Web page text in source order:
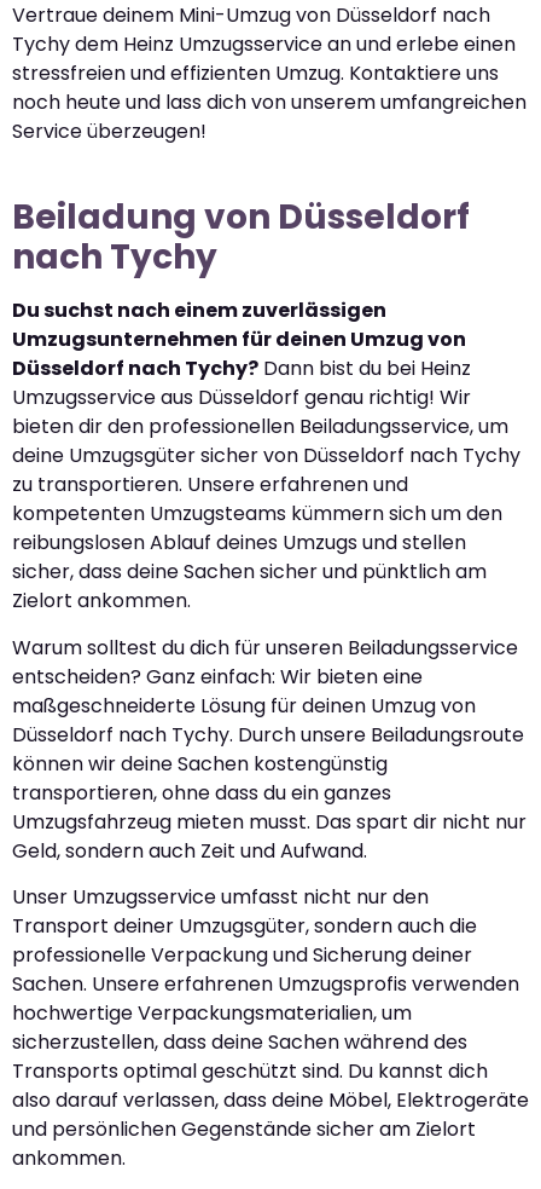
Vertraue deinem Mini-Umzug von Düsseldorf nach
Tychy dem Heinz Umzugsservice an und erlebe einen
stressfreien und effizienten Umzug. Kontaktiere uns
noch heute und lass dich von unserem umfangreichen
Service überzeugen!
Beiladung von Düsseldorf
nach Tychy
Du suchst nach einem zuverlässigen
Umzugsunternehmen für deinen Umzug von
Düsseldorf nach Tychy? Dann bist du bei Heinz
Umzugsservice aus Düsseldorf genau richtig! Wir
bieten dir den professionellen Beiladungsservice, um
deine Umzugsgüter sicher von Düsseldorf nach Tychy
zu transportieren. Unsere erfahrenen und
kompetenten Umzugsteams kümmern sich um den
reibungslosen Ablauf deines Umzugs und stellen
sicher, dass deine Sachen sicher und pünktlich am
Zielort ankommen.
Warum solltest du dich für unseren Beiladungsservice
entscheiden? Ganz einfach: Wir bieten eine
maßgeschneiderte Lösung für deinen Umzug von
Düsseldorf nach Tychy. Durch unsere Beiladungsroute
können wir deine Sachen kostengünstig
transportieren, ohne dass du ein ganzes
Umzugsfahrzeug mieten musst. Das spart dir nicht nur
Geld, sondern auch Zeit und Aufwand.
Unser Umzugsservice umfasst nicht nur den
Transport deiner Umzugsgüter, sondern auch die
professionelle Verpackung und Sicherung deiner
Sachen. Unsere erfahrenen Umzugsprofis verwenden
hochwertige Verpackungsmaterialien, um
sicherzustellen, dass deine Sachen während des
Transports optimal geschützt sind. Du kannst dich
also darauf verlassen, dass deine Möbel, Elektrogeräte
und persönlichen Gegenstände sicher am Zielort
ankommen.